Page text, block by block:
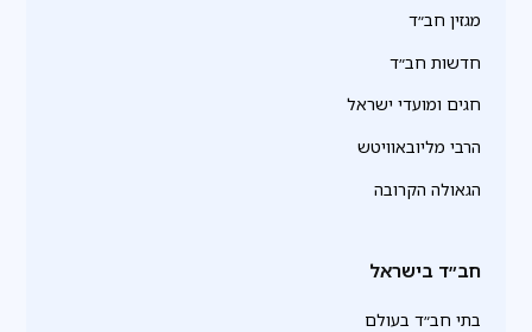
מגזין חב״ד
חדשות חב״ד
חגים ומועדי ישראל
הרבי מליובאוויטש
הגאולה הקרובה
חב״ד בישראל
בתי חב״ד בעולם